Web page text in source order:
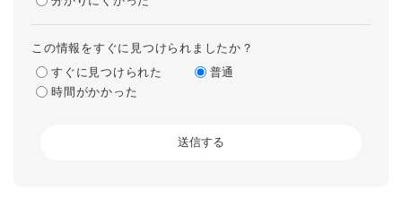
この情報をすぐに見つけられましたか？
すぐに見つけられた
普通
時間がかかった